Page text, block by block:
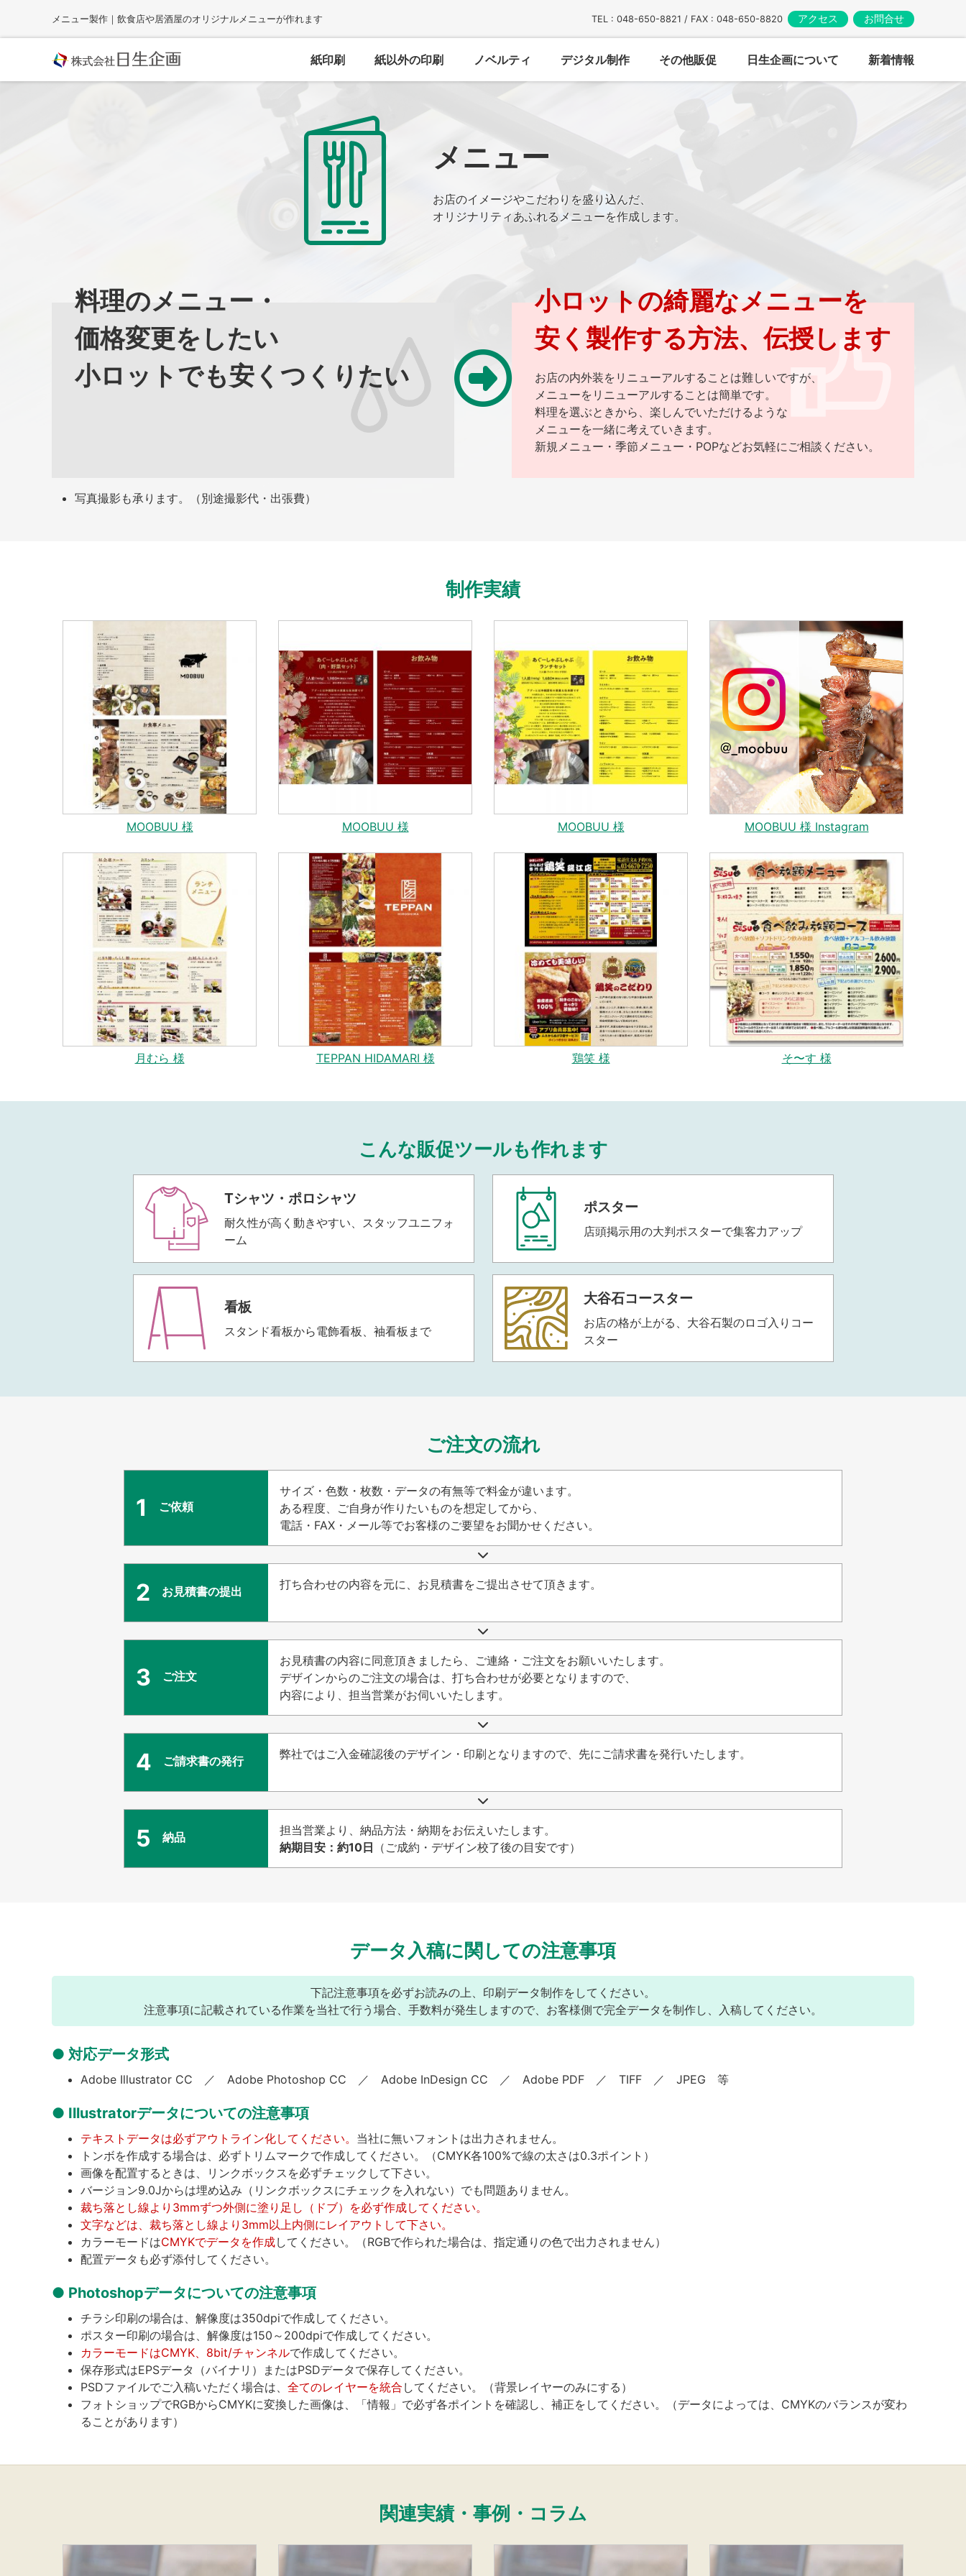
content
メニュー製作｜飲食店や居酒屋のオリジナルメニューが作れます TEL : 048-650-8821 / FAX : 048-650-8820 アクセス お問合せ
紙印刷 紙以外の印刷 ノベルティ デジタル制作 その他販促 日生企画について 新着情報
メニュー
お店のイメージやこだわりを盛り込んだ、
オリジナリティあふれるメニューを作成します。
料理のメニュー・
価格変更をしたい
小ロットでも安くつくりたい
小ロットの綺麗なメニューを
安く製作する方法、伝授します
お店の内外装をリニューアルすることは難しいですが、
メニューをリニューアルすることは簡単です。
料理を選ぶときから、楽しんでいただけるような
メニューを一緒に考えていきます。
新規メニュー・季節メニュー・POPなどお気軽にご相談ください。
写真撮影も承ります。（別途撮影代・出張費）
制作実績
MOOBUU 様 MOOBUU 様 MOOBUU 様 MOOBUU 様 Instagram
月むら 様 TEPPAN HIDAMARI 様 鶏笑 様 そ〜す 様
こんな販促ツールも作れます
Tシャツ・ポロシャツ
耐久性が高く動きやすい、スタッフユニフォ
ーム
ポスター
店頭掲示用の大判ポスターで集客力アップ
看板
スタンド看板から電飾看板、袖看板まで
大谷石コースター
お店の格が上がる、大谷石製のロゴ入りコー
スター
ご注文の流れ
1 ご依頼
サイズ・色数・枚数・データの有無等で料金が違います。
ある程度、ご自身が作りたいものを想定してから、
電話・FAX・メール等でお客様のご要望をお聞かせください。
2 お見積書の提出
打ち合わせの内容を元に、お見積書をご提出させて頂きます。
3 ご注文
お見積書の内容に同意頂きましたら、ご連絡・ご注文をお願いいたします。
デザインからのご注文の場合は、打ち合わせが必要となりますので、
内容により、担当営業がお伺いいたします。
4 ご請求書の発行
弊社ではご入金確認後のデザイン・印刷となりますので、先にご請求書を発行いたします。
5 納品
担当営業より、納品方法・納期をお伝えいたします。
納期目安：約10日 （ご成約・デザイン校了後の目安です）
データ入稿に関しての注意事項
下記注意事項を必ずお読みの上、印刷データ制作をしてください。
注意事項に記載されている作業を当社で行う場合、手数料が発生しますので、お客様側で完全データを制作し、入稿してください。
対応データ形式
Adobe Illustrator CC ／ Adobe Photoshop CC ／ Adobe InDesign CC ／ Adobe PDF ／ TIFF ／ JPEG 等
Illustratorデータについての注意事項
テキストデータは必ずアウトライン化してください。 当社に無いフォントは出力されません。
トンボを作成する場合は、必ずトリムマークで作成してください。（CMYK各100%で線の太さは0.3ポイント）
画像を配置するときは、リンクボックスを必ずチェックして下さい。
バージョン9.0Jからは埋め込み（リンクボックスにチェックを入れない）でも問題ありません。
裁ち落とし線より3mmずつ外側に塗り足し（ドブ）を必ず作成してください。
文字などは、裁ち落とし線より3mm以上内側にレイアウトして下さい。
カラーモードはCMYKでデータを作成してください。（RGBで作られた場合は、指定通りの色で出力されません）
配置データも必ず添付してください。
Photoshopデータについての注意事項
チラシ印刷の場合は、解像度は350dpiで作成してください。
ポスター印刷の場合は、解像度は150～200dpiで作成してください。
カラーモードはCMYK、8bit/チャンネルで作成してください。
保存形式はEPSデータ（バイナリ）またはPSDデータで保存してください。
PSDファイルでご入稿いただく場合は、 全てのレイヤーを統合 してください。（背景レイヤーのみにする）
フォトショップでRGBからCMYKに変換した画像は、「情報」で必ず各ポイントを確認し、補正をしてください。（データによっては、CMYKのバランスが変わ
ることがあります）
関連実績・事例・コラム